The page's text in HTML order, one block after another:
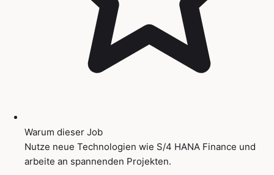
Warum dieser Job
Nutze neue Technologien wie S/4 HANA Finance und
arbeite an spannenden Projekten.